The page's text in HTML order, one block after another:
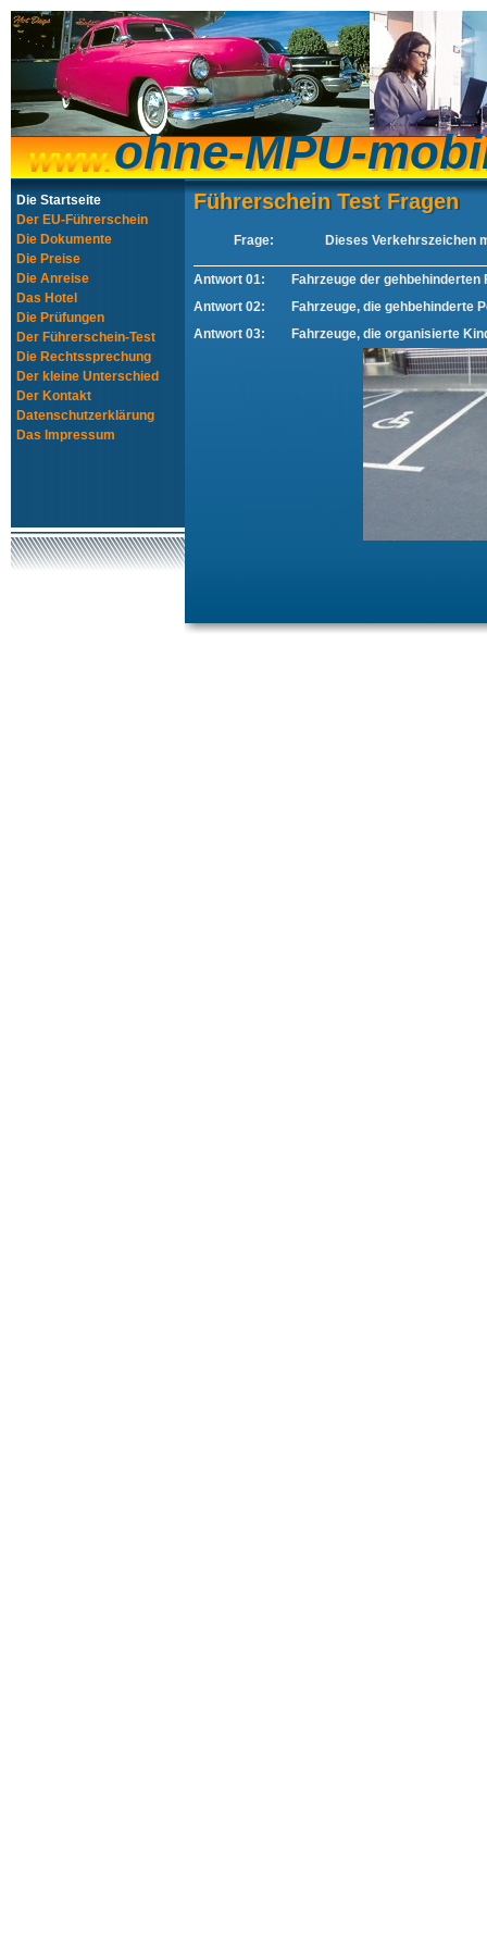
ohne-MPU-
ohne-MPU-
Die Startseite
Der EU-Führerschein
Die Dokumente
Die Preise
Die Anreise
Das Hotel
Die Prüfungen
Der Führerschein-Test
Die Rechtssprechung
Der kleine Unterschied
Der Kontakt
Datenschutzerklärung
Das Impressum
Führerschein Test Fragen
Führerschein Test Fragen
Frage: Dieses Verkehrszeichen
Antwort 01:
Fahrzeuge der gehbehinderten
Antwort 02:
Fahrzeuge, die gehbehinderte
Antwort 03:
Fahrzeuge, die organisierte